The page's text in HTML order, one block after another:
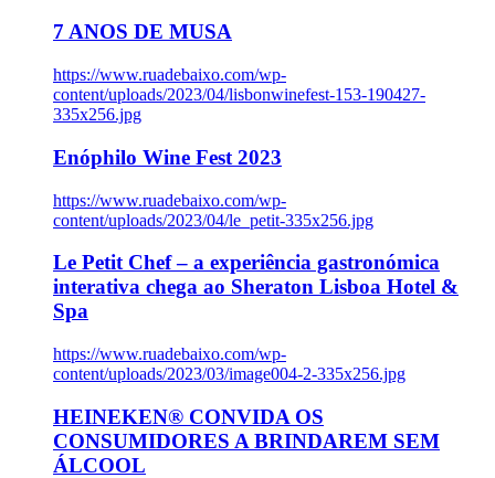
7 ANOS DE MUSA
https://www.ruadebaixo.com/wp-
content/uploads/2023/04/lisbonwinefest-153-190427-
335x256.jpg
Enóphilo Wine Fest 2023
https://www.ruadebaixo.com/wp-
content/uploads/2023/04/le_petit-335x256.jpg
Le Petit Chef – a experiência gastronómica
interativa chega ao Sheraton Lisboa Hotel &
Spa
https://www.ruadebaixo.com/wp-
content/uploads/2023/03/image004-2-335x256.jpg
HEINEKEN® CONVIDA OS
CONSUMIDORES A BRINDAREM SEM
ÁLCOOL